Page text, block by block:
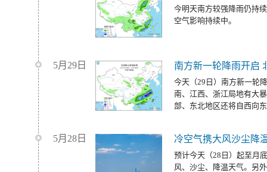
今明天南方较强降雨仍持
空气影响持续中。
5月29日 南方新一轮降雨开启
今天（29日）南方新一轮
南、江西、浙江局地有大
部、东北地区还将自西向
5月28日 冷空气携大风沙尘降
预计今天（28日）起至月
风、沙尘、降温天气。另